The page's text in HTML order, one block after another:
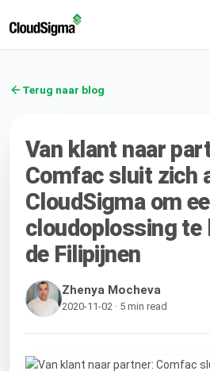
Terug naar blog
Van klant naar
Comfac sluit zich
CloudSigma om
cloudoplossing te
de Filipijnen
Zhenya Mocheva
2020-11-02 · 5 min read